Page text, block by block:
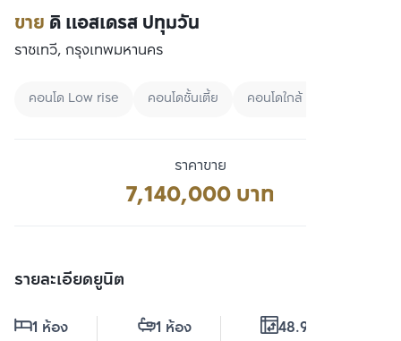
ขาย ดิ แอสเดรส ปทุมวัน
ราชเทวี, กรุงเทพมหานคร
คอนโด Low rise คอนโดชั้นเตี้ย คอนโดใกล้ BTS
ราคาขาย
7,140,000 บาท
รายละเอียดยูนิต
1 ห้อง 1 ห้อง 48.98 ตร.ม.